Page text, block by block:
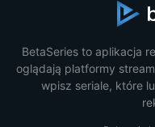
BetaSeries to aplikacja
oglądają platformy
wpisz seriale, które